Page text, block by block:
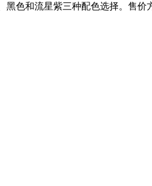
色和流星紫三种配色选择。售价